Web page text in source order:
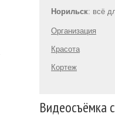
Норильск: всё
Организация
Красота
Кортеж
Видеосъёмка